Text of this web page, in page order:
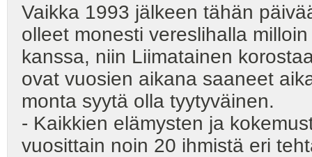
Vaikka 1993 jälkeen tähän
olleet monesti vereslihalla
kanssa, niin Liimatainen
ovat vuosien aikana saaneet
monta syytä olla tyytyväinen.
- Kaikkien elämysten ja
vuosittain noin 20 ihmistä eri